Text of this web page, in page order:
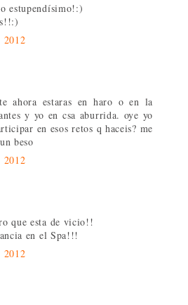
estupendísimo!:)
2012
ahora estaras en haro o en la
y yo en csa aburrida. oye yo
en esos retos q haceis? me
beso
2012
que esta de vicio!!
en el Spa!!!
2012